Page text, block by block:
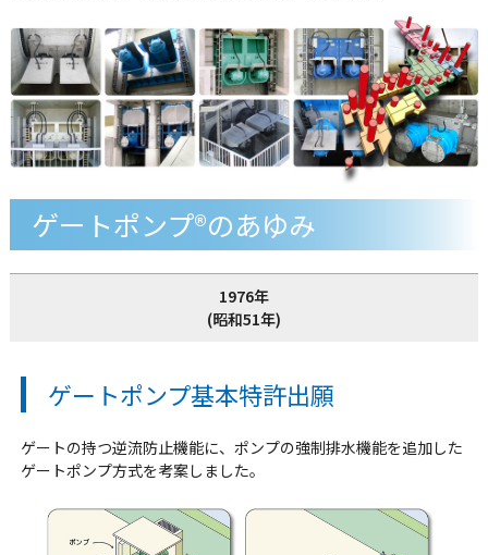
ゲートポンプ®のあゆみ
1976年
(昭和51年)
ゲートポンプ基本特許出願
ゲートの持つ逆流防止機能に、ポンプの強制排水機能を追加した
ゲートポンプ方式を考案しました。